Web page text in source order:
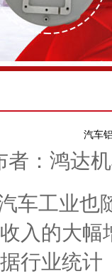
汽车
者：鸿达
工业也
入的大
行业统计